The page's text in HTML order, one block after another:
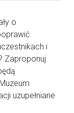
o
i
Zaproponuj
uzupełniane